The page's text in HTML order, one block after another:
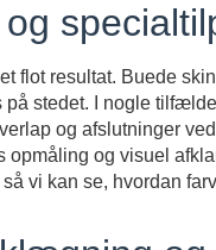
flot resultat. Buede
stedet. I nogle
og afslutninger
og visuel
vi kan se, hvordan